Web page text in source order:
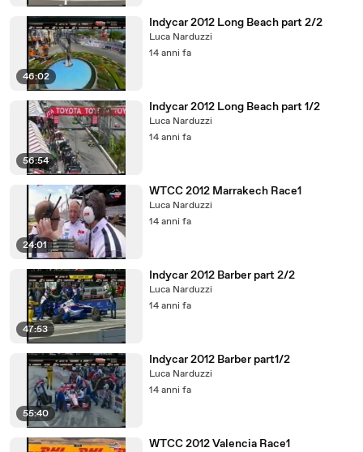
46:02
Indycar 2012 Long Beach part 2/2
Luca Narduzzi
14 anni fa
56:54
Indycar 2012 Long Beach part 1/2
Luca Narduzzi
14 anni fa
24:01
WTCC 2012 Marrakech Race1
Luca Narduzzi
14 anni fa
47:53
Indycar 2012 Barber part 2/2
Luca Narduzzi
14 anni fa
55:40
Indycar 2012 Barber part1/2
Luca Narduzzi
14 anni fa
WTCC 2012 Valencia Race1